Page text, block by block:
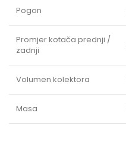
Pogon
Promjer kotača prednji /
zadnji
Volumen kolektora
Masa